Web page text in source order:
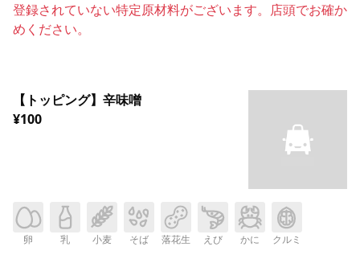
登録されていない特定原材料がございます。店頭でお確か
めください。
【トッピング】辛味噌
¥100
卵 乳 小麦 そば 落花生 えび かに クルミ